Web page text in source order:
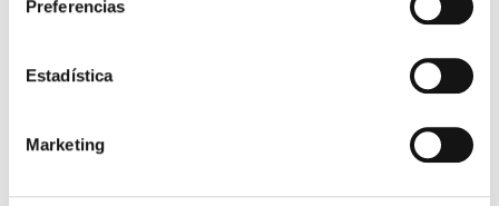
Preferencias
Estadística
Marketing
Autodesk Inventor. Nivel Intermedio-
Avanzado